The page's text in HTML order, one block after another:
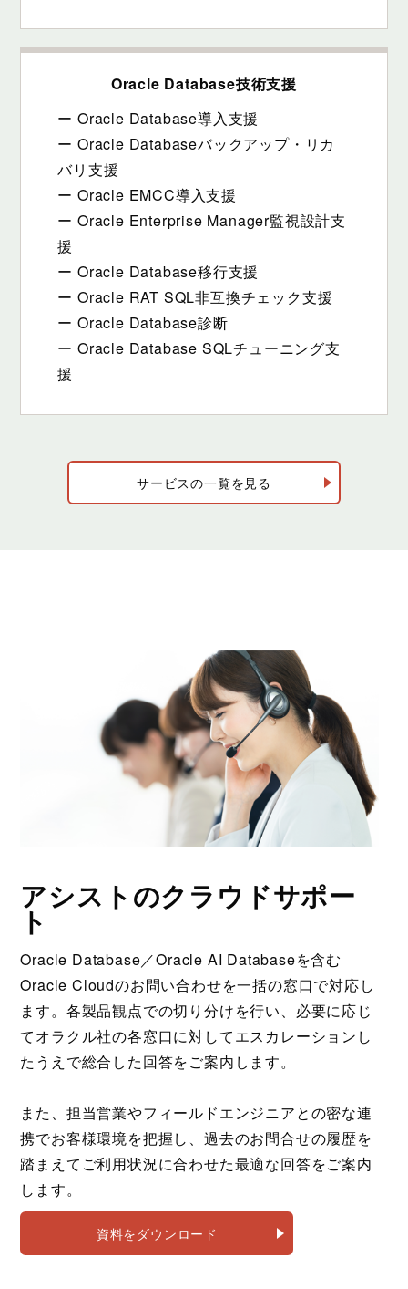
Oracle Database技術支援
ー Oracle Database導入支援
ー Oracle Databaseバックアップ・リカ
バリ支援
ー Oracle EMCC導入支援
ー Oracle Enterprise Manager監視設計支
援
ー Oracle Database移行支援
ー Oracle RAT SQL非互換チェック支援
ー Oracle Database診断
ー Oracle Database SQLチューニング支
援
サービスの一覧を見る
アシストのクラウドサポー
ト
Oracle Database／Oracle AI Databaseを含む
Oracle Cloudのお問い合わせを一括の窓口で対応し
ます。各製品観点での切り分けを行い、必要に応じ
てオラクル社の各窓口に対してエスカレーションし
たうえで総合した回答をご案内します。
また、担当営業やフィールドエンジニアとの密な連
携でお客様環境を把握し、過去のお問合せの履歴を
踏まえてご利用状況に合わせた最適な回答をご案内
します。
資料をダウンロード